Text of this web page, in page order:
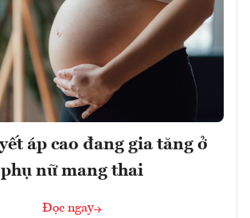
áp cao đang gia tăng ở
phụ nữ mang thai
Đọc ngay